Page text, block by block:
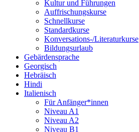
Kultur und Führungen
Auffrischungskurse
Schnellkurse
Standardkurse
Konversations-/Literaturkurse
Bildungsurlaub
Gebärdensprache
Georgisch
Hebräisch
Hindi
Italienisch
Für Anfänger*innen
Niveau A1
Niveau A2
Niveau B1